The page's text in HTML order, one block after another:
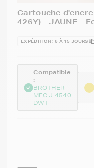
Cartouche d'encre
426Y) - JAUNE -
EXPÉDITION : 6 À 15 JOURS
Compatible
:
BROTHER
MFC J 4540
DWT